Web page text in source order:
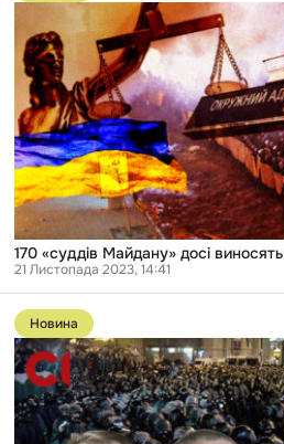
«суддів
Майдану»
досі
виносять
вироки
українцям
170 «суддів Майдану» досі
21 Листопада 2023, 14:41
Перейти
до
публікації
Столичних
експрокурорів
підозрюють
причетності
Новина